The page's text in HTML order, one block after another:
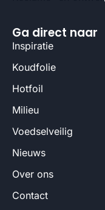
Ga direct naar
Inspiratie
Koudfolie
Hotfoil
Milieu
Voedselveilig
Nieuws
Over ons
Contact